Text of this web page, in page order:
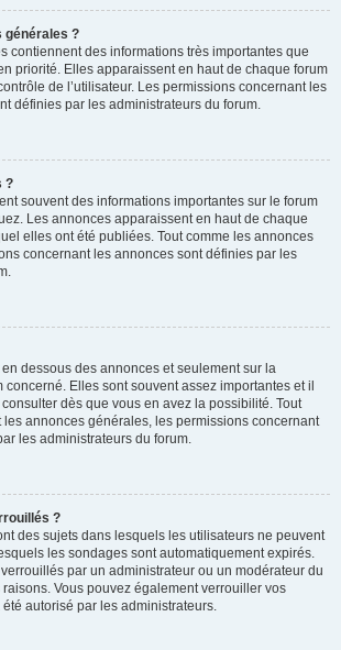
générales ?
contiennent des informations très importantes que
priorité. Elles apparaissent en haut de chaque forum
de l’utilisateur. Les permissions concernant les
définies par les administrateurs du forum.
?
souvent des informations importantes sur le forum
Les annonces apparaissent en haut de chaque
elles ont été publiées. Tout comme les annonces
concernant les annonces sont définies par les
dessous des annonces et seulement sur la
Elles sont souvent assez importantes et il
dès que vous en avez la possibilité. Tout
annonces générales, les permissions concernant
les administrateurs du forum.
?
des sujets dans lesquels les utilisateurs ne peuvent
les sondages sont automatiquement expirés.
par un administrateur ou un modérateur du
Vous pouvez également verrouiller vos
autorisé par les administrateurs.